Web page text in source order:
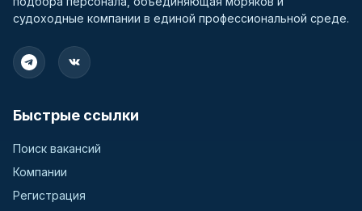
судоходные компании в единой профессиональной среде.
Быстрые ссылки
Поиск вакансий
Компании
Регистрация